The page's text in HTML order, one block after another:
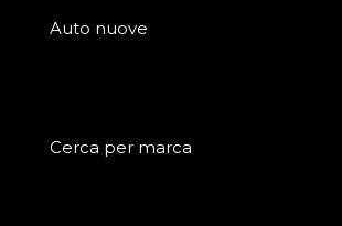
Auto nuove
Cerca per marca